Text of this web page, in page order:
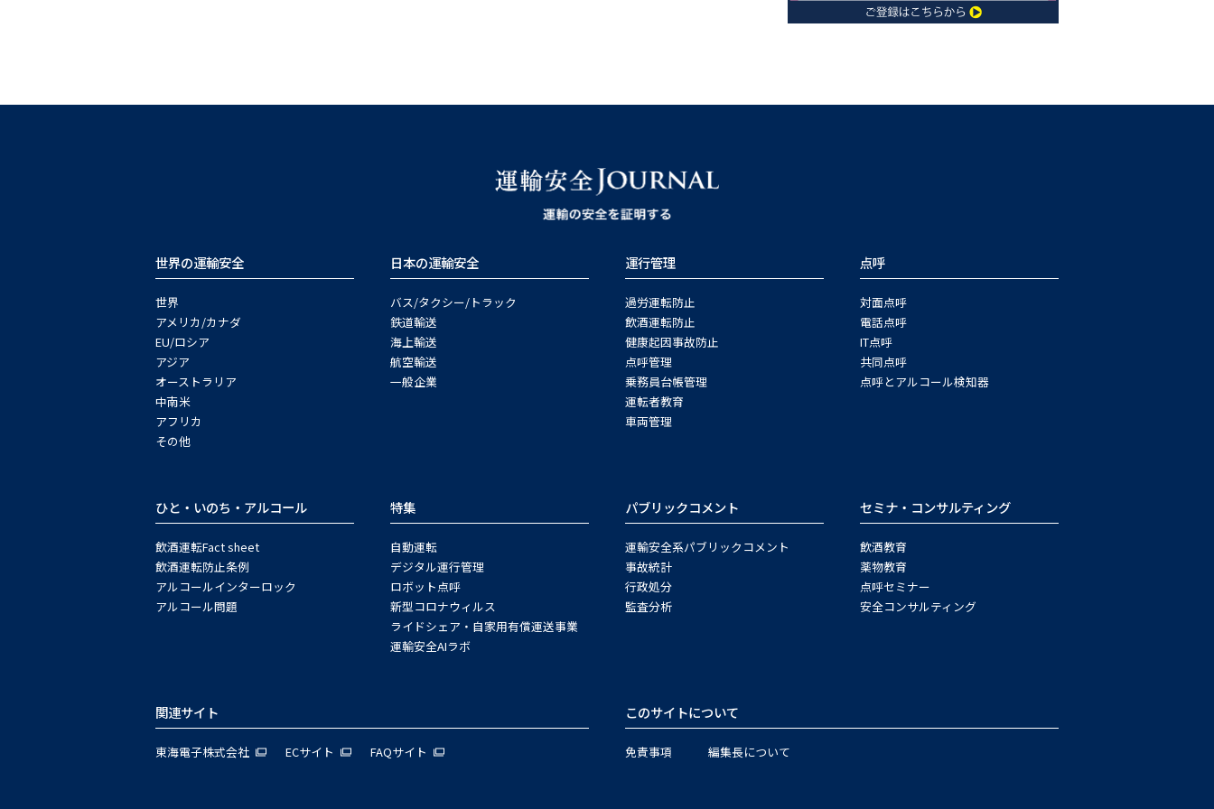
世界の運輸安全
世界
アメリカ/カナダ
EU/ロシア
アジア
オーストラリア
中南米
アフリカ
その他
日本の運輸安全
バス/タクシー/トラック
鉄道輸送
海上輸送
航空輸送
一般企業
運行管理
過労運転防止
飲酒運転防止
健康起因事故防止
点呼管理
乗務員台帳管理
運転者教育
車両管理
点呼
対面点呼
電話点呼
IT点呼
共同点呼
点呼とアルコール検知器
ひと・いのち・アルコール
飲酒運転Fact sheet
飲酒運転防止条例
アルコールインターロック
アルコール問題
特集
自動運転
デジタル運行管理
ロボット点呼
新型コロナウィルス
ライドシェア・自家用有償運送事業
運輸安全AIラボ
パブリックコメント
運輸安全系パブリックコメント
事故統計
行政処分
監査分析
セミナ・コンサルティング
飲酒教育
薬物教育
点呼セミナー
安全コンサルティング
関連サイト
東海電子株式会社 ECサイト FAQサイト
このサイトについて
免責事項 編集長について